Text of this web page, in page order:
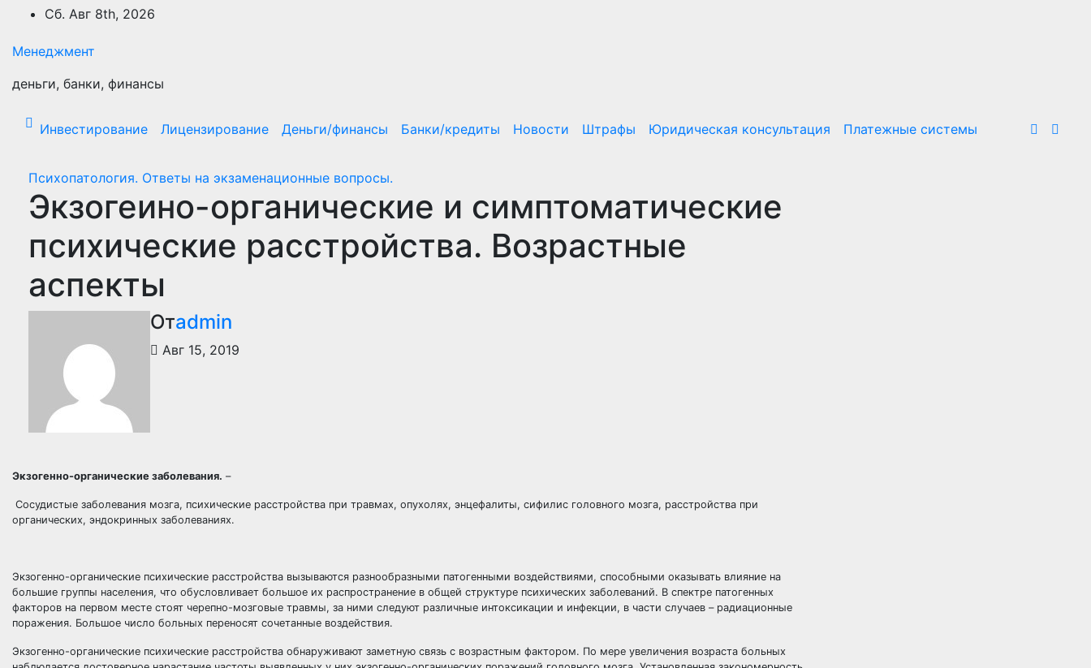
Перейти
содержимому
Сб. Авг 8th, 2026
Менеджмент
деньги, банки, финансы
Инвестирование Лицензирование Деньги/финансы Банки/кредиты Новости Штрафы Юридическая консультация Платежные системы
Психопатология. Ответы на экзаменационные вопросы.
Экзогеино-органические и симптоматические
психические расстройства. Возрастные
аспекты
Отadmin
Авг 15, 2019
Экзогенно-органические заболевания. –
Сосудистые заболевания мозга, психические расстройства при травмах, опухолях, энцефалиты, сифилис головного мозга, расстройства при
органических, эндокринных заболеваниях.
Экзогенно-органические психические расстройства вызываются разнообразными патогенными воздействиями, способными оказывать влияние на
большие группы населения, что обусловливает большое их распространение в общей структуре психических заболеваний. В спектре патогенных
факторов на первом месте стоят черепно-мозговые травмы, за ними следуют различные интоксикации и инфекции, в части случаев – радиационные
поражения. Большое число больных переносят сочетанные воздействия.
Экзогенно-органические психические расстройства обнаруживают заметную связь с возрастным фактором. По мере увеличения возраста больных